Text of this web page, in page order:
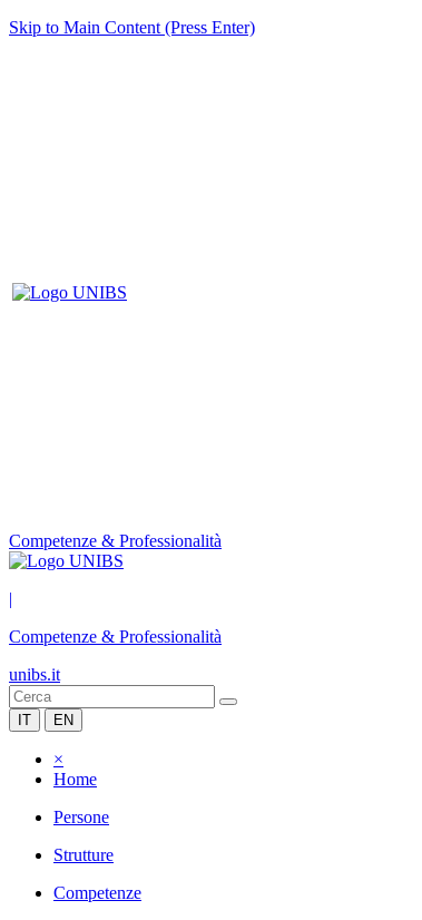
Skip to Main Content (Press Enter)
Competenze & Professionalità
|
Competenze & Professionalità
unibs.it
IT EN
×
Home
Persone
Strutture
Competenze